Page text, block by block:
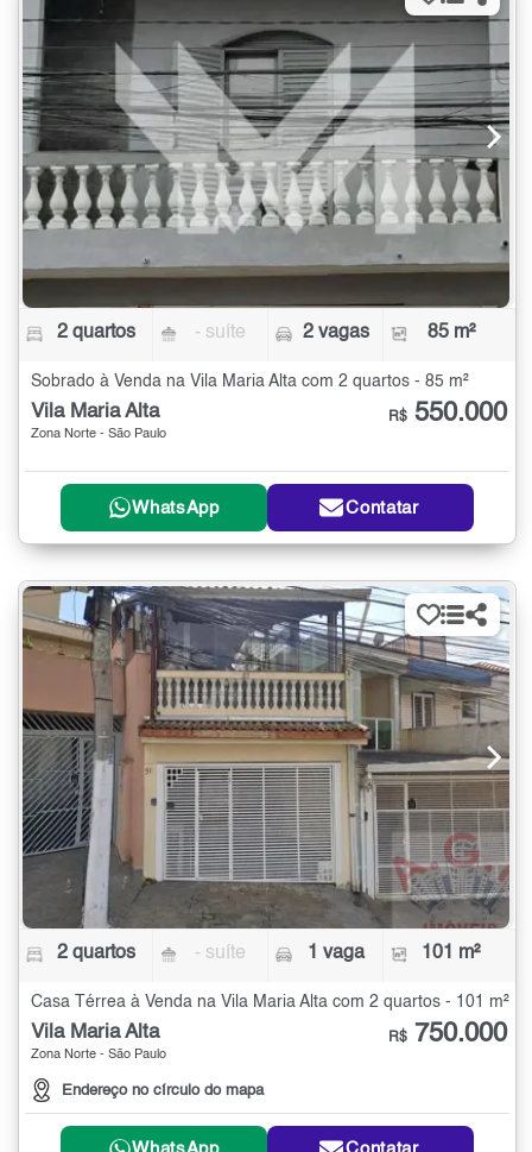
2 quartos - suíte 2 vagas 85 m²
Sobrado à Venda na Vila Maria Alta com 2 quartos - 85 m²
Vila Maria Alta
Zona Norte - São Paulo
R$ 550.000
WhatsApp Contatar
2 quartos - suíte 1 vaga 101 m²
Casa Térrea à Venda na Vila Maria Alta com 2 quartos - 101 m²
Vila Maria Alta
Zona Norte - São Paulo
Endereço no círculo do mapa
R$ 750.000